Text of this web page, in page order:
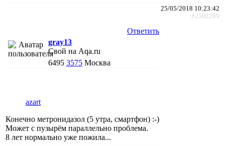
25/05/2018 10:23:42
#2502289
Ответить
gray13
Свой на Aqa.ru
6495 3575 Москва
azart
Конечно метронидазол (5 утра, смартфон) :-)
Может с пузырём параллельно проблема.
8 лет нормально уже пожила...